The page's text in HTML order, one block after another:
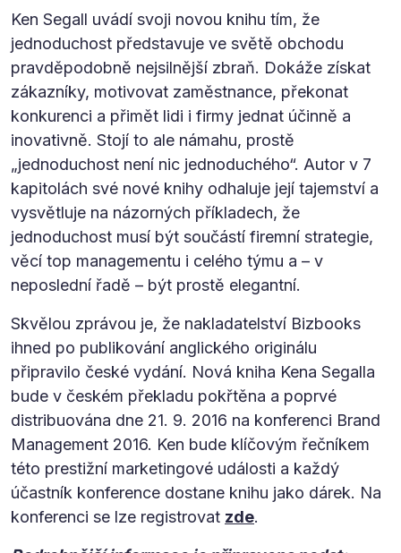
Ken Segall uvádí svoji novou knihu tím, že
jednoduchost představuje ve světě obchodu
pravděpodobně nejsilnější zbraň. Dokáže získat
zákazníky, motivovat zaměstnance, překonat
konkurenci a přimět lidi i firmy jednat účinně a
inovativně. Stojí to ale námahu, prostě
„jednoduchost není nic jednoduchého“. Autor v 7
kapitolách své nové knihy odhaluje její tajemství a
vysvětluje na názorných příkladech, že
jednoduchost musí být součástí firemní strategie,
věcí top managementu i celého týmu a – v
neposlední řadě – být prostě elegantní.
Skvělou zprávou je, že nakladatelství Bizbooks
ihned po publikování anglického originálu
připravilo české vydání. Nová kniha Kena Segalla
bude v českém překladu pokřtěna a poprvé
distribuována dne 21. 9. 2016 na konferenci Brand
Management 2016. Ken bude klíčovým řečníkem
této prestižní marketingové události a každý
účastník konference dostane knihu jako dárek. Na
konferenci se lze registrovat zde.